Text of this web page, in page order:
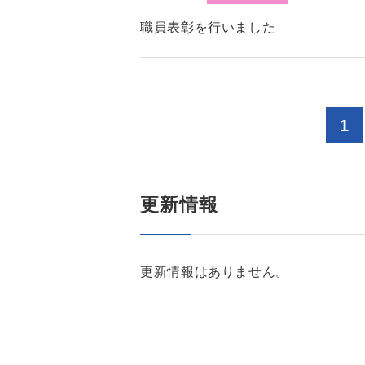
職員表彰を行いました
1
更新情報
更新情報はありません。